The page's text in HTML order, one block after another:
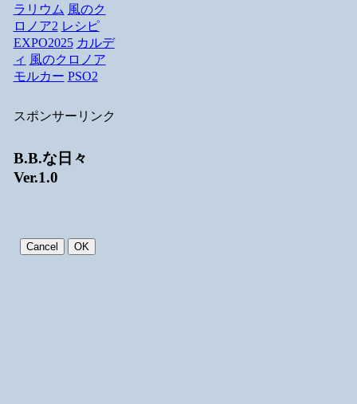
ラリウム 風のク
ロノア2 レシピ
EXPO2025 カルデ
ィ 風のクロノア
モルカー PSO2
スポンサーリンク
B.B.な日々
Ver.1.0